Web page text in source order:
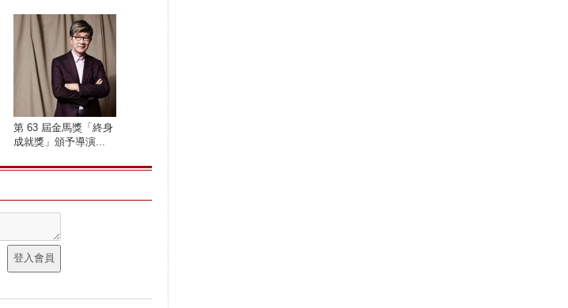
第 63 屆金馬獎「終身
成就獎」頒予導演...